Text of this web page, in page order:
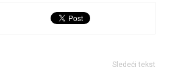
Sledeći tekst